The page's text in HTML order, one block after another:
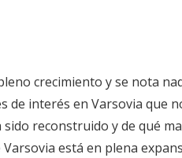
crecimiento y se nota
de interés en Varsovia que
reconstruido y de qué
está en plena